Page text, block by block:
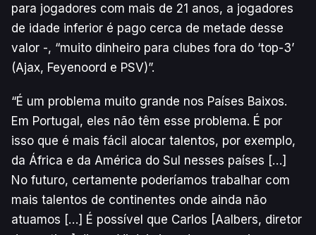
para jogadores com mais de 21 anos, a jogadores
de idade inferior é pago cerca de metade desse
valor -, “muito dinheiro para clubes fora do ‘top-3’
(Ajax, Feyenoord e PSV)”.
“É um problema muito grande nos Países Baixos.
Em Portugal, eles não têm esse problema. É por
isso que é mais fácil alocar talentos, por exemplo,
da África e da América do Sul nesses países […]
No futuro, certamente poderíamos trabalhar com
mais talentos de continentes onde ainda não
atuamos […] É possível que Carlos [Aalbers, diretor